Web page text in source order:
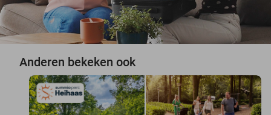
Anderen bekeken ook